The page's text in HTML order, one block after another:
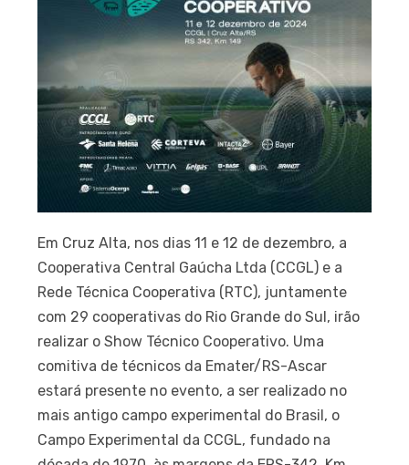
Em Cruz Alta, nos dias 11 e 12 de dezembro, a
Cooperativa Central Gaúcha Ltda (CCGL) e a
Rede Técnica Cooperativa (RTC), juntamente
com 29 cooperativas do Rio Grande do Sul, irão
realizar o Show Técnico Cooperativo. Uma
comitiva de técnicos da Emater/RS-Ascar
estará presente no evento, a ser realizado no
mais antigo campo experimental do Brasil, o
Campo Experimental da CCGL, fundado na